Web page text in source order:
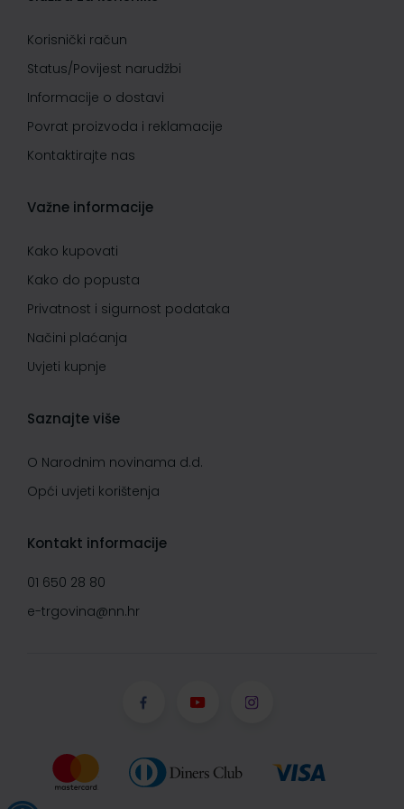
Korisnički račun
Status/Povijest narudžbi
Informacije o dostavi
Povrat proizvoda i reklamacije
Kontaktirajte nas
Važne informacije
Kako kupovati
Kako do popusta
Privatnost i sigurnost podataka
Načini plaćanja
Uvjeti kupnje
Saznajte više
O Narodnim novinama d.d.
Opći uvjeti korištenja
Kontakt informacije
01 650 28 80
e-trgovina@nn.hr